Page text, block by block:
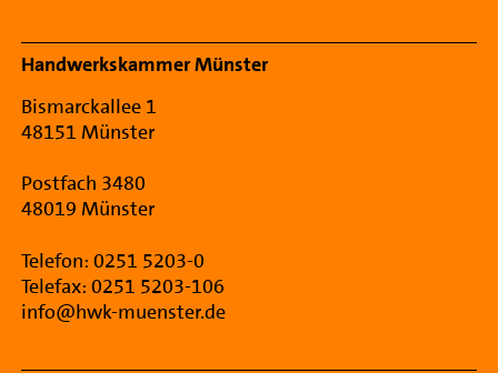
Handwerkskammer Münster
Bismarckallee 1
48151 Münster
Postfach 3480
48019 Münster
Telefon: 0251 5203-0
Telefax: 0251 5203-106
info@hwk-muenster.de